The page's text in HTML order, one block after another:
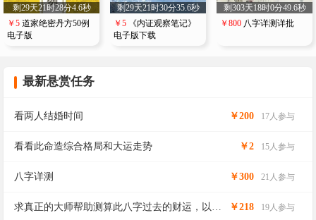
剩29天21时28分4.5秒
￥5 道家绝密丹方50例
电子版
剩29天21时30分35.5秒
￥5 《内证观察笔记》
电子版下载
剩303天18时0分49.5秒
￥800 八字详测详批
最新悬赏任务
看两人结婚时间 ￥200 17人参与
看看此命造综合格局和大运走势 ￥2 15人参与
八字详测 ￥300 21人参与
求真正的大师帮助测算此八字过去的财运，以及
￥218 19人参与